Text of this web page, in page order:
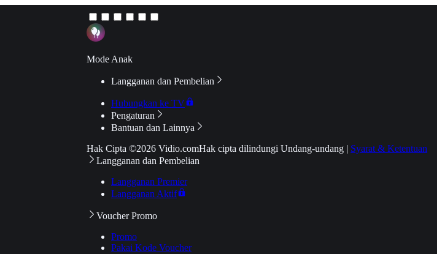
Mode Anak
Langganan dan Pembelian
Hubungkan ke TV
Pengaturan
Bantuan dan Lainnya
Hak Cipta ©2026 Vidio.comHak cipta dilindungi Undang-undang | Syarat & Ketentuan
Langganan dan Pembelian
Langganan Premier
Langganan Aktif
Voucher Promo
Promo
Pakai Kode Voucher